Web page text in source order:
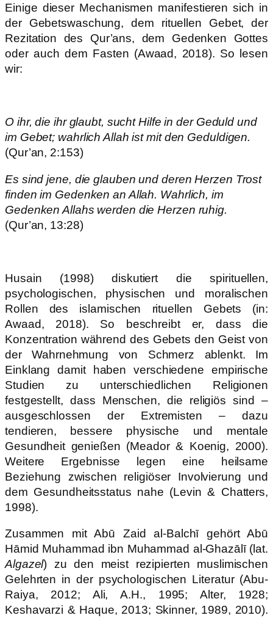
Einige dieser Mechanismen manifestieren sich in
der Gebetswaschung, dem rituellen Gebet, der
Rezitation des Qur’ans, dem Gedenken Gottes
oder auch dem Fasten (Awaad, 2018). So lesen
wir:
O ihr, die ihr glaubt, sucht Hilfe in der Geduld und
im Gebet; wahrlich Allah ist mit den Geduldigen.
(Qur’an, 2:153)
Es sind jene, die glauben und deren Herzen Trost
finden im Gedenken an Allah. Wahrlich, im
Gedenken Allahs werden die Herzen ruhig.
(Qur’an, 13:28)
Husain (1998) diskutiert die spirituellen,
psychologischen, physischen und moralischen
Rollen des islamischen rituellen Gebets (in:
Awaad, 2018). So beschreibt er, dass die
Konzentration während des Gebets den Geist von
der Wahrnehmung von Schmerz ablenkt. Im
Einklang damit haben verschiedene empirische
Studien zu unterschiedlichen Religionen
festgestellt, dass Menschen, die religiös sind –
ausgeschlossen der Extremisten – dazu
tendieren, bessere physische und mentale
Gesundheit genießen (Meador & Koenig, 2000).
Weitere Ergebnisse legen eine heilsame
Beziehung zwischen religiöser Involvierung und
dem Gesundheitsstatus nahe (Levin & Chatters,
1998).
Zusammen mit Abū Zaid al-Balchī gehört Abū
Hāmid Muhammad ibn Muhammad al-Ghazālī (lat.
Algazel) zu den meist rezipierten muslimischen
Gelehrten in der psychologischen Literatur (Abu-
Raiya, 2012; Ali, A.H., 1995; Alter, 1928;
Keshavarzi & Haque, 2013; Skinner, 1989, 2010).